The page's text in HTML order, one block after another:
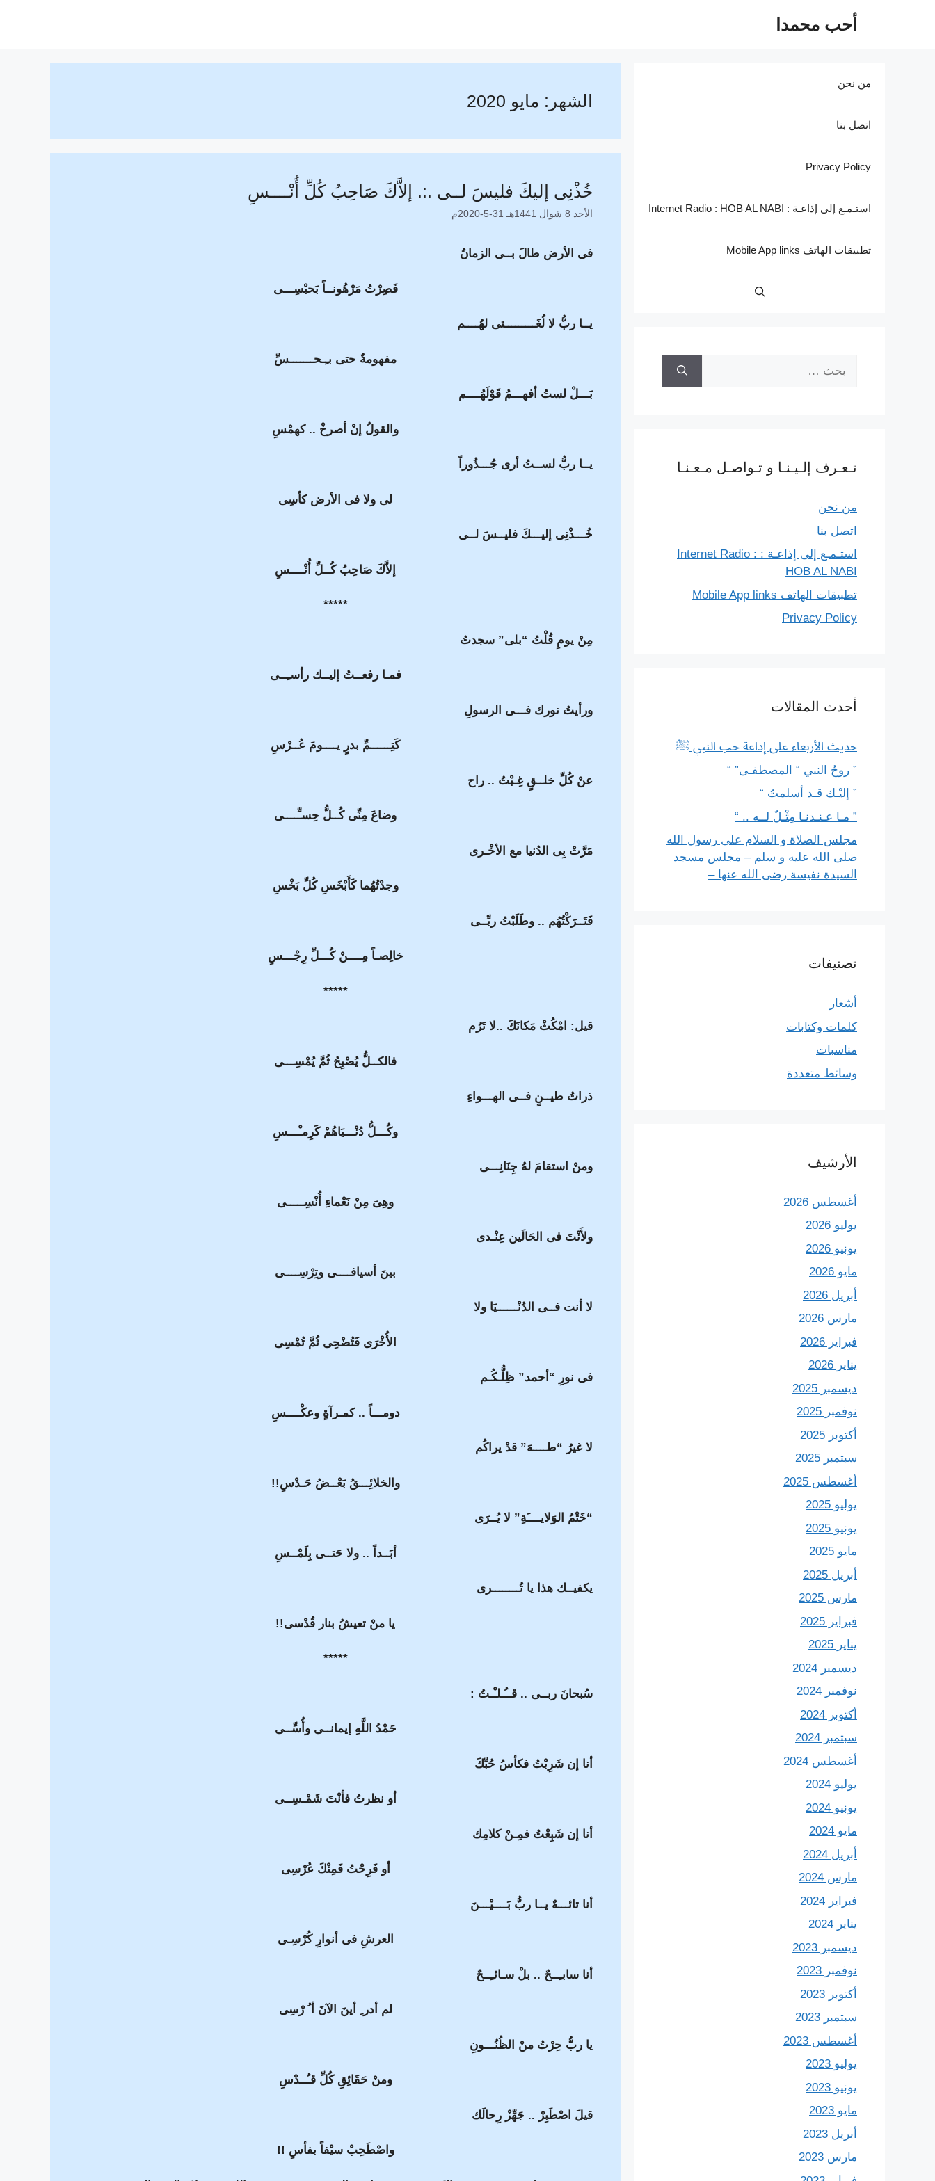
أحب محمدا
الشهر: مايو 2020
خُذْنِى إليكَ فليسَ لــى .:. إلاَّكَ صَاحِبُ كُلِّ أُنْــــسِ
الأحد 8 شوال 1441هـ 31-5-2020م
فى الأرض طالَ بــى الزمانُ
فَصِرْتُ مَرْهُونــاً بَحبْسِـــى
يــا ربُّ لا لُغَـــــــــتى لهُــــم
مفهومةٌ حتى بـِـحـــــــسِّ
بَـــلْ لستُ أفهـــمُ قَوْلَهُــــم
والقولُ إنْ أصرخْ .. كهمْسِ
يــا ربُّ لســتُ أرى جُـــذُوراً
لى ولا فى الأرض كأسِى
خُـــذْنِى إليـــكَ فليــسَ لــى
إلاَّكَ صَاحِبُ كُــلِّ أُنْــــسِ
*****
مِنْ يومِ قُلْتُ “بلى” سجدتُ
فمـا رفعــتُ إليــك رأسـِــى
ورأيتُ نورك فـــى الرسولِ
كَتِــــــمِّ بدرٍ يــــومَ عُــرْسِ
عنْ كُلِّ خلــقٍ غِـبْتُ .. راح
وضاعَ مِنِّى كُــلُّ حِسـِّــــى
مَرَّتْ بِى الدُنيا مع الأخْـرى
وجدْتُهُما كَأَبْخَسِ كُلِّ بَخْسِ
فَتَــرَكْتُهُم .. وطَلَبْتُ ربِّــى
خالِصـاً مِــــنْ كُـــلِّ رِجْـــسِ
*****
قيل: امْكُثْ مَكانَكَ ..لا تَرُم
فالكــلُّ يُصْبِحُ ثُمَّ يُمْسِـــى
ذراتُ طيــنٍ فــى الهـــواءِ
وكُـــلُّ دُنْـــيَاهُمْ كَرِمـْـــسِ
ومنْ استقامَ لهُ جِنَانِـــى
وهِىَ مِنْ نَعْماءِ أُنْسِـــــى
ولأَنْتَ فى الحَالَين عِنْـدى
بينَ أسيافــــى وتِرْسِــــى
لا أنت فــى الدُنْــــــيَا ولا
الأُخْرَى فَتُضْحِى ثُمَّ تُمْسِى
فى نورِ “أحمد” ظِلُّـكُـم
دومـــاً .. كمـرآةٍ وعكْــــسِ
لا غيرُ “طــــهَ” قدْ يراكُم
والخلائِـــقُ بَعْــضُ حَـدْسِ!!
“خَتْمُ الوَلايــــَةِ” لا يُــرَى
أبَــداً .. ولا حَتــى بِلَمْــسِ
يكفيــك هذا يا تُــــــــرى
يا منْ تعيشُ بنار قُدْسى!!
*****
سُبحانَ ربــى .. قــُـلـْـتُ :
حَمْدُ اللَّهِ إيمانــى وأُسِّــى
أنا إن شَرِبْتُ فكأسُ حُبِّكَ
أو نظرتُ فأنْتَ شَمْـسِــى
أنا إن شَبِعْتُ فمِـنْ كلامِك
أو فَرِحْتُ فَمِنْكَ عُرْسِى
أنا تائـــهٌ يــا ربُّ بَــــيْـــنَ
العرشِ فى أنوارِ كُرْسِـى
أنا سابـِــحٌ .. بلْ سـائـِــحٌ
لم أدر ِ أينَ الآنَ أ ُ رْسِى
يا ربُّ حِرْتُ منْ الظُنُـــونِ
ومنْ حَقَائِقِ كُلِّ قـُــدْسِ
قيلَ اصْطَبِرْ .. جَهِّزْ رِحالَك
واصْطَحِبْ سيْفاً بفأسِ !!
من نحن
اتصل بنا
Privacy Policy
استـمـع إلى إذاعـة : Internet Radio : HOB AL NABI
تطبيقات الهاتف Mobile App links
عن:
تـعـرف إلـيـنـا و تـواصـل مـعـنـا
من نحن
اتصل بنا
استـمـع إلى إذاعـة : Internet Radio :
HOB AL NABI
تطبيقات الهاتف Mobile App links
Privacy Policy
أحدث المقالات
حديث الأربعاء على إذاعة حب النبي ﷺ
” روحُ النبي “ المصطفـى” “
” إليْـك قـد أسلمتُ “
” مـا عـنـدنـا مِثْـلٌ لــه .. “
مجلس الصلاة و السلام على رسول الله
صلى الله عليه و سلم – مجلس مسجد
السيدة نفيسة رضى الله عنها –
تصنيفات
أشعار
كلمات وكتابات
مناسبات
وسائط متعددة
الأرشيف
أغسطس 2026
يوليو 2026
يونيو 2026
مايو 2026
أبريل 2026
مارس 2026
فبراير 2026
يناير 2026
ديسمبر 2025
نوفمبر 2025
أكتوبر 2025
سبتمبر 2025
أغسطس 2025
يوليو 2025
يونيو 2025
مايو 2025
أبريل 2025
مارس 2025
فبراير 2025
يناير 2025
ديسمبر 2024
نوفمبر 2024
أكتوبر 2024
سبتمبر 2024
أغسطس 2024
يوليو 2024
يونيو 2024
مايو 2024
أبريل 2024
مارس 2024
فبراير 2024
يناير 2024
ديسمبر 2023
نوفمبر 2023
أكتوبر 2023
سبتمبر 2023
أغسطس 2023
يوليو 2023
يونيو 2023
مايو 2023
أبريل 2023
مارس 2023